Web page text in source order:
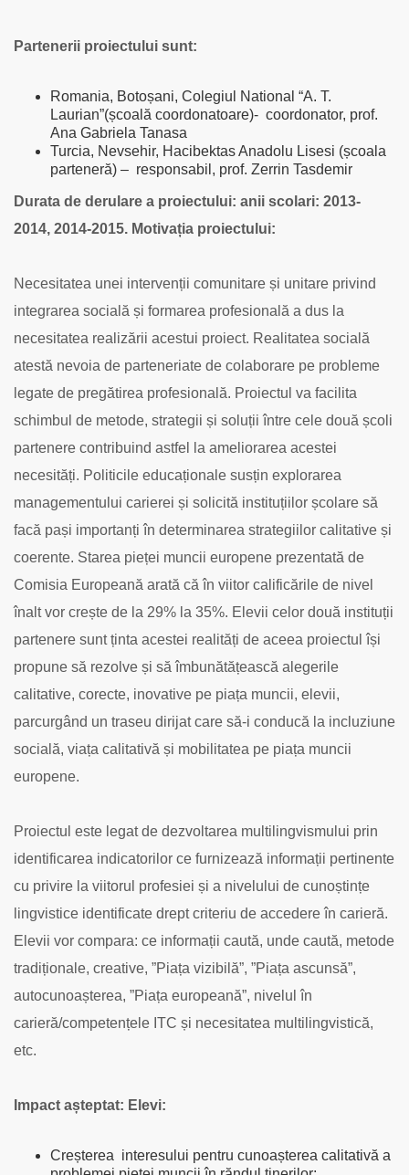
Partenerii proiectului sunt:
Romania, Botoșani, Colegiul National “A. T.
Laurian”(școală coordonatoare)- coordonator, prof.
Ana Gabriela Tanasa
Turcia, Nevsehir, Hacibektas Anadolu Lisesi (școala
parteneră) – responsabil, prof. Zerrin Tasdemir
Durata de derulare a proiectului: anii scolari: 2013-
2014, 2014-2015. Motivația proiectului:
Necesitatea unei intervenții comunitare și unitare privind
integrarea socială și formarea profesională a dus la
necesitatea realizării acestui proiect. Realitatea socială
atestă nevoia de parteneriate de colaborare pe probleme
legate de pregătirea profesională. Proiectul va facilita
schimbul de metode, strategii și soluții între cele două școli
partenere contribuind astfel la ameliorarea acestei
necesități. Politicile educaționale susțin explorarea
managementului carierei și solicită instituțiilor școlare să
facă pași importanți în determinarea strategiilor calitative și
coerente. Starea pieței muncii europene prezentată de
Comisia Europeană arată că în viitor calificările de nivel
înalt vor crește de la 29% la 35%. Elevii celor două instituții
partenere sunt ținta acestei realități de aceea proiectul își
propune să rezolve și să îmbunătățească alegerile
calitative, corecte, inovative pe piața muncii, elevii,
parcurgând un traseu dirijat care să-i conducă la incluziune
socială, viața calitativă și mobilitatea pe piața muncii
europene.
Proiectul este legat de dezvoltarea multilingvismului prin
identificarea indicatorilor ce furnizează informații pertinente
cu privire la viitorul profesiei și a nivelului de cunoștințe
lingvistice identificate drept criteriu de accedere în carieră.
Elevii vor compara: ce informații caută, unde caută, metode
tradiționale, creative, ”Piața vizibilă”, ”Piața ascunsă”,
autocunoașterea, ”Piața europeană”, nivelul în
carieră/competențele ITC și necesitatea multilingvistică,
etc.
Impact așteptat: Elevi:
Creșterea interesului pentru cunoașterea calitativă a